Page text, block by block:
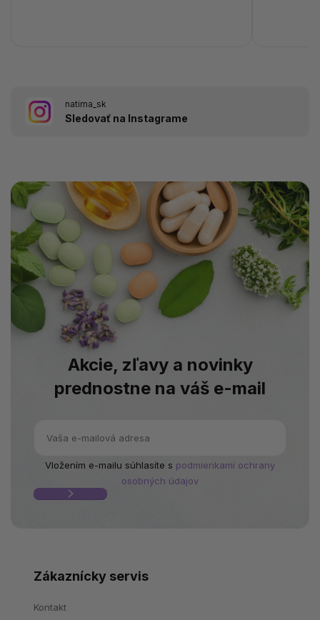
natima_sk
Sledovať na Instagrame
Akcie, zľavy a novinky
prednostne na váš e-mail
Vložením e-mailu súhlasíte s podmienkami ochrany
osobných údajov
Zákaznícky servis
Kontakt